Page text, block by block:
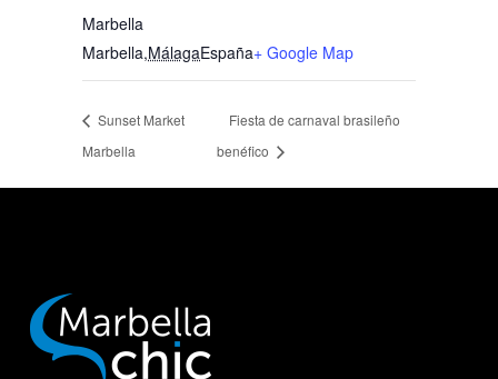
Marbella
Marbella,MálagaEspaña+ Google Map
Sunset Market
Marbella
Fiesta de carnaval brasileño
benéfico